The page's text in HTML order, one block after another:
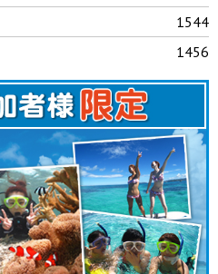
1544
1456